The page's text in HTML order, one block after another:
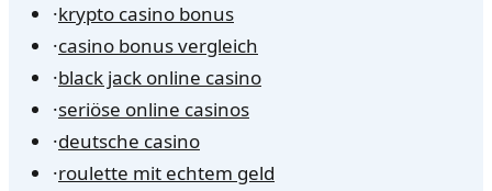
·krypto casino bonus
·casino bonus vergleich
·black jack online casino
·seriöse online casinos
·deutsche casino
·roulette mit echtem geld